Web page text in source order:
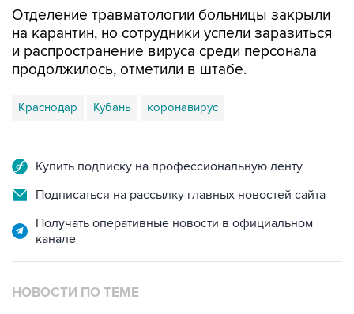
Отделение травматологии больницы закрыли
на карантин, но сотрудники успели заразиться
и распространение вируса среди персонала
продолжилось, отметили в штабе.
Краснодар Кубань коронавирус
Купить подписку на профессиональную ленту
Подписаться на рассылку главных новостей сайта
Получать оперативные новости в официальном
канале
НОВОСТИ ПО ТЕМЕ